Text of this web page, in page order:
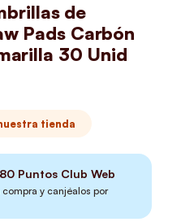
de
Pads Carbón
30 Unid
tienda
Puntos Club Web
y canjéalos por